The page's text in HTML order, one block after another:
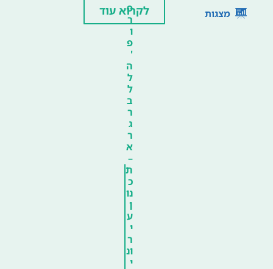
מצגות
פ
ר
ו
פ
'
ה
ל
ל
ב
ר
ג
ר
א
–
ת
כ
נו
ן
ע
י
ר
ונ
י
לקרוא עוד